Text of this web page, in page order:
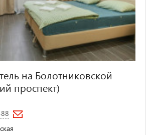
на Болотниковской
проспект)